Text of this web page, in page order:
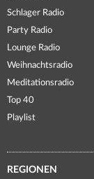
Schlager Radio
Party Radio
Lounge Radio
Weihnachtsradio
Meditationsradio
Top 40
Playlist
REGIONEN